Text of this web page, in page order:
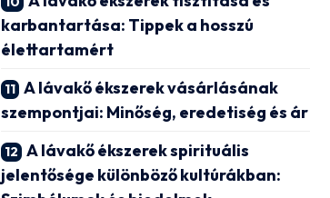
karbantartása: Tippek a hosszú
élettartamért
A lávakő ékszerek vásárlásának
szempontjai: Minőség, eredetiség és ár
A lávakő ékszerek spirituális
jelentősége különböző kultúrákban: